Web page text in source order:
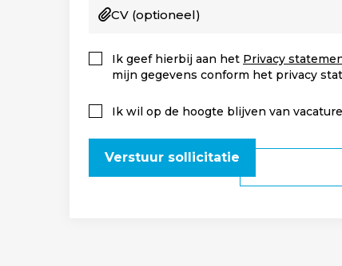
CV (optioneel)
Ik geef hierbij aan het Privacy
mijn gegevens conform het privacy
Ik wil op de hoogte blijven van
Verstuur sollicitatie